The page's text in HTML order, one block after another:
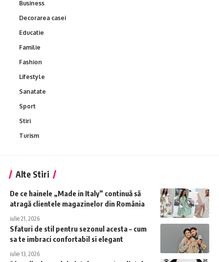
Business
Decorarea casei
Educatie
Familie
Fashion
Lifestyle
Sanatate
Sport
Stiri
Turism
Alte Stiri
De ce hainele „Made in Italy” continuă să
atragă clientele magazinelor din România
iulie 21, 2026
Sfaturi de stil pentru sezonul acesta – cum
sa te imbraci confortabil si elegant
iulie 13, 2026